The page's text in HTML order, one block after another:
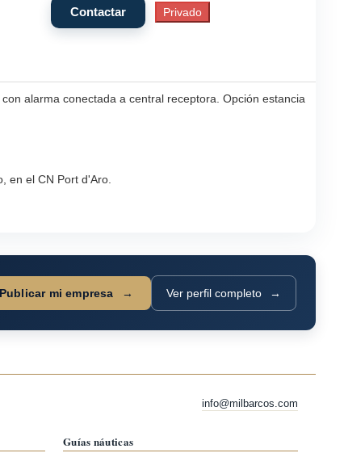
alarma conectada a central receptora. Opción estancia
en el CN Port d'Aro.
Publicar mi empresa Ver perfil completo
info@milbarcos.com
Guías náuticas